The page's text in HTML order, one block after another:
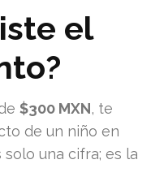
el
$300 MXN, te
de un niño en
solo una cifra; es la